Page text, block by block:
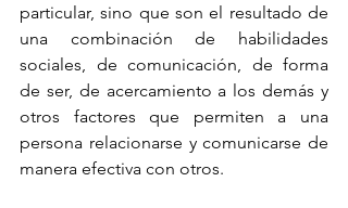
particular, sino que son el resultado de
una combinación de habilidades
sociales, de comunicación, de forma
de ser, de acercamiento a los demás y
otros factores que permiten a una
persona relacionarse y comunicarse de
manera efectiva con otros.